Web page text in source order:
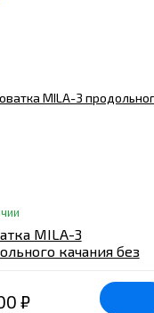
MILA-3
качания без
₽